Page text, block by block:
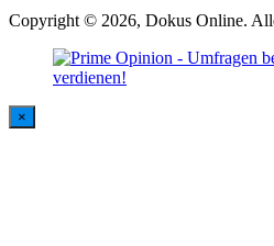
Copyright © 2026, Dokus Online.
×